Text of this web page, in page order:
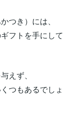
つき）には、
フトを手にして
えず、
つもあるでしょ